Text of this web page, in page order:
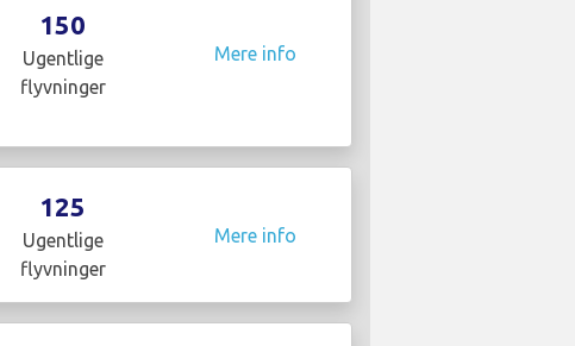
150
Ugentlige
flyvninger
Mere info
125
Ugentlige
flyvninger
Mere info